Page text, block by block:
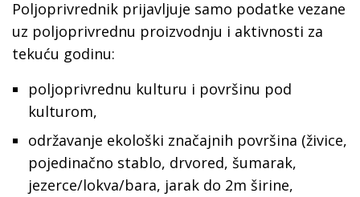
Poljoprivrednik prijavljuje samo podatke vezane
uz poljoprivrednu proizvodnju i aktivnosti za
tekuću godinu:
poljoprivrednu kulturu i površinu pod
kulturom,
održavanje ekološki značajnih površina (živice,
pojedinačno stablo, drvored, šumarak,
jezerce/lokva/bara, jarak do 2m širine,